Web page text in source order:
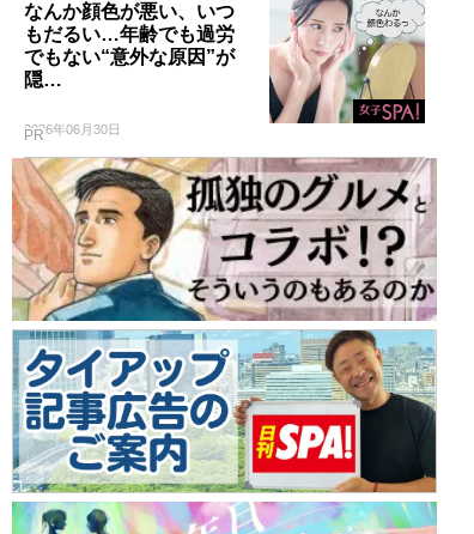
なんか顔色が悪い、いつ
もだるい…年齢でも過労
でもない“意外な原因”が
隠…
2026年06月30日
PR